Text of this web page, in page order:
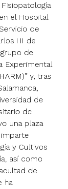
el Hospital
de
III de
de
Experimental
y, tras
de
de
una plaza
y Cultivos
así como
de
ha